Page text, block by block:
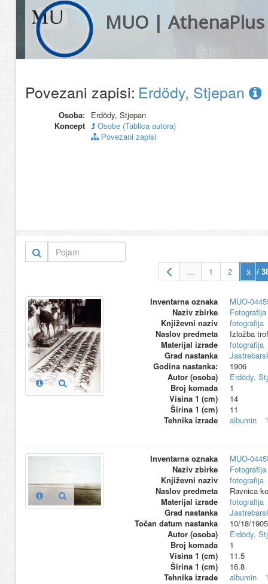
MUO | AthenaPlus
Povezani zapisi: Erdödy, Stjepan
Osoba: Erdödy, Stjepan
Koncept
Osobe (Tablica autora)
Povezani zapisi
… 1 2 /
Inventarna oznaka
MUO-
Naziv zbirke
Književni naziv
fotografija
Naslov predmeta
Izložba
Materijal izrade
fotografija
Grad nastanka
Godina nastanka:
1906
Autor (osoba)
Erdödy,
Broj komada
1
Visina 1 (cm)
14
Širina 1 (cm)
11
Tehnika izrade
albumin
Inventarna oznaka
MUO-
Naziv zbirke
Književni naziv
fotografija
Naslov predmeta
Ravnica
Materijal izrade
fotografija
Grad nastanka
Točan datum nastanka
10/18/1905
Autor (osoba)
Erdödy,
Broj komada
1
Visina 1 (cm)
11.5
Širina 1 (cm)
16.8
Tehnika izrade
albumin